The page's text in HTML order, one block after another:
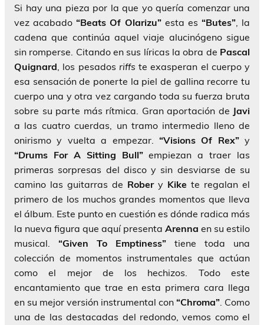
Si hay una pieza por la que yo quería comenzar una
vez acabado“Beats Of Olarizu”esta es “Butes”, la
cadena que continúa aquel viaje alucinógeno sigue
sin romperse. Citando en sus líricas la obra de Pascal
Quignard, los pesados riffs te exasperan el cuerpo y
esa sensación de ponerte la piel de gallina recorre tu
cuerpo una y otra vez cargando toda su fuerza bruta
sobre su parte más rítmica. Gran aportación de Javi
a las cuatro cuerdas, un tramo intermedio lleno de
onirismo y vuelta a empezar. “Visions Of Rex”y
“Drums For A Sitting Bull”empiezan a traer las
primeras sorpresas del disco y sin desviarse de su
camino las guitarras de Robery Kike te regalan el
primero de los muchos grandes momentos que lleva
el álbum. Este punto en cuestión es dónde radica más
la nueva figura que aquí presenta Arenna en su estilo
musical. “Given To Emptiness” tiene toda una
colección de momentos instrumentales que actúan
como el mejor de los hechizos. Todo este
encantamiento que trae en esta primera cara llega
en su mejor versión instrumental con “Chroma”. Como
una de las destacadas del redondo, vemos como el